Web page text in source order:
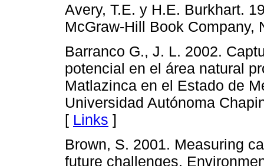
Avery, T.E. y H.E. Burkhart.
McGraw-Hill Book Company,
Barranco G., J. L. 2002.
potencial en el área natural
Matlazinca en el Estado de
Universidad Autónoma
[ Links ]
Brown, S. 2001. Measuring
future challenges.